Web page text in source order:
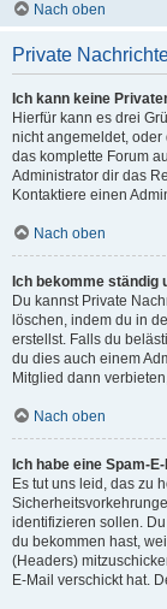
Nach oben
Private
Ich kann keine
Hierfür kann es drei
nicht angemeldet,
das komplette Forum
Administrator dir das
Kontaktiere einen
Nach oben
Ich bekomme
Du kannst Private
löschen, indem du in
erstellst. Falls du
du dies auch einem
Mitglied dann
Nach oben
Ich habe eine Spam-
Es tut uns leid, das zu
identifizieren sollen.
du bekommen hast,
(Headers)
E-Mail verschickt hat.